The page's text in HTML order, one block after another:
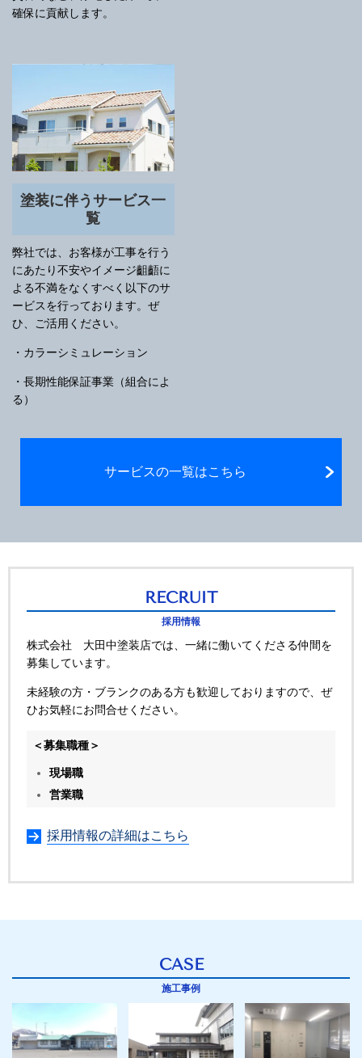
確保に貢献します。
塗装に伴うサービス一
覧
弊社では、お客様が工事を行う
にあたり不安やイメージ齟齬に
よる不満をなくすべく以下のサ
ービスを行っております。ぜ
ひ、ご活用ください。
・カラーシミュレーション
・長期性能保証事業（組合によ
る）
サービスの一覧はこちら
RECRUIT
採用情報
株式会社 大田中塗装店では、一緒に働いてくださる仲間を
募集しています。
未経験の方・ブランクのある方も歓迎しておりますので、ぜ
ひお気軽にお問合せください。
＜募集職種＞
現場職
営業職
採用情報の詳細はこちら
CASE
施工事例